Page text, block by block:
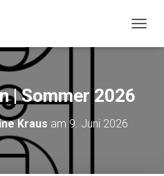
A
| Sommer 2026
Kraus am 9. Juni 2026